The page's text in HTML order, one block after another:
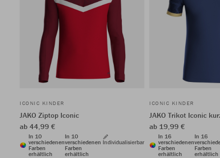
ICONIC KINDER
JAKO Ziptop Iconic
ab 44,99 €
In 10
verschiedenen
Farben
erhältlich
In 10
verschiedenen
Farben
erhältlich
Individualisierbar
ICONIC KINDER
JAKO Trikot Iconic
ab 19,99 €
In 16
verschiedenen
Farben
erhältlich
In 16
Farben
erhältlich